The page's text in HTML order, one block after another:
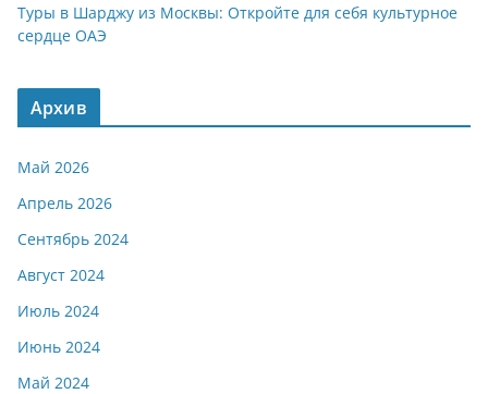
Туры в Шарджу из Москвы: Откройте для себя культурное
сердце ОАЭ
Архив
Май 2026
Апрель 2026
Сентябрь 2024
Август 2024
Июль 2024
Июнь 2024
Май 2024